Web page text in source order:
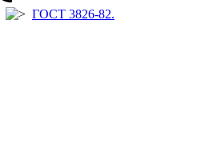
ГОСТ 3826-82.